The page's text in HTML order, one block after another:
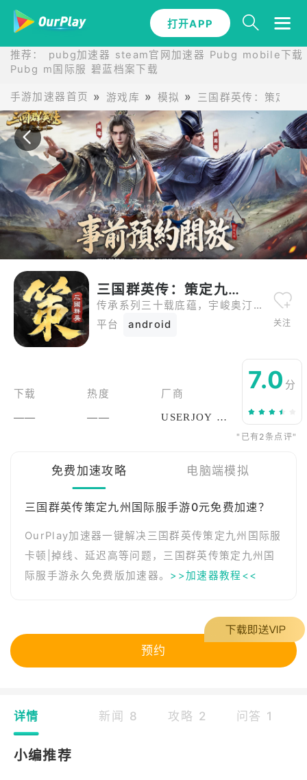
打开APP
推荐： pubg加速器 steam官网加速器 Pubg mobile下载
Pubg m国际服 碧蓝档案下载
手游加速器首页 游戏库 模拟 三国群英传：策定九
打开APP
三国群英传：策定九州
传承系列三十载底蕴，宇峻奥汀年度正统巨作——《三国群英传：策定九州》震撼登场。
平台
android 关注
下载
——
热度
——
厂商
USERJOY Technology Co., Ltd.
7.0 分
"已有2条点评"
免费加速攻略 电脑端模拟
三国群英传策定九州国际服手游0元免费加速？
OurPlay加速器一键解决三国群英传策定九州国际服
卡顿|掉线、延迟高等问题，三国群英传策定九州国
际服手游永久免费版加速器。 >>加速器教程<<
预约
详情 新闻 8 攻略 2 问答 1
小编推荐